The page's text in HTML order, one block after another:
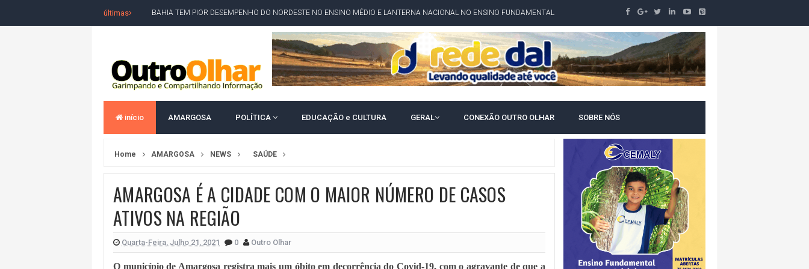
últimas
BAHIA TEM PIOR DESEMPENHO DO NORDESTE NO ENSINO MÉDIO E LANTERNA NACIONAL NO ENSINO FUNDAMENTAL
ACM NETO LIDERA EM TODOS OS CENÁRIOS DA NOVA PESQUISA PARANÁ PARA O GOVERNO DA BAHIA
LEVARAM CELULARES: Prefeito e presidente de Câmara são furtados em convenção do PT na Bahia
CONVENÇÃO DO PT MARCA INÍCIO DA CAMPANHA DE JERÔNIMO COM DISCURSO MODERADO DE LULA
VÍTIMA DE HOMICÍDIO EM SALVADOR, LORAN PRAZERES FOI MORADOR DE AMARGOSA E ESTUDANTE DA UFRB
5. DEUS, SENHOR DO TEMPO E DA INFINITA MISERICÓRDIA
JERÔNIMO LIDERA REJEIÇÃO NA BAHIA COM 40%; ACM NETO TEM 30%, DIZ PESQUISA
ACM NETO ABRE VANTAGEM NUMÉRICA SOBRE JERÔNIMO, MAS CENÁRIO SEGUE INDEFINIDO
início AMARGOSA POLÍTICA EDUCAÇÃO e CULTURA GERAL CONEXÃO OUTRO OLHAR SOBRE NÓS
Home AMARGOSA NEWS SAÚDE
AMARGOSA É A CIDADE COM O MAIOR NÚMERO DE CASOS
ATIVOS NA REGIÃO
Quarta-Feira, Julho 21, 2021 0 Outro Olhar
O município de Amargosa registra mais um óbito em decorrência do Covid-19, com o agravante de que a